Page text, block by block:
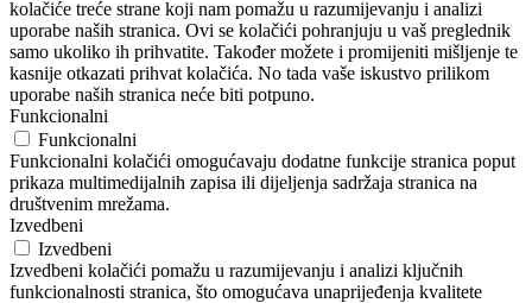
kolačiće treće strane koji nam pomažu u razumijevanju i analizi
uporabe naših stranica. Ovi se kolačići pohranjuju u vaš preglednik
samo ukoliko ih prihvatite. Također možete i promijeniti mišljenje te
kasnije otkazati prihvat kolačića. No tada vaše iskustvo prilikom
uporabe naših stranica neće biti potpuno.
Funkcionalni
Funkcionalni
Funkcionalni kolačići omogućavaju dodatne funkcije stranica poput
prikaza multimedijalnih zapisa ili dijeljenja sadržaja stranica na
društvenim mrežama.
Izvedbeni
Izvedbeni
Izvedbeni kolačići pomažu u razumijevanju i analizi ključnih
funkcionalnosti stranica, što omogućava unaprijeđenja kvalitete